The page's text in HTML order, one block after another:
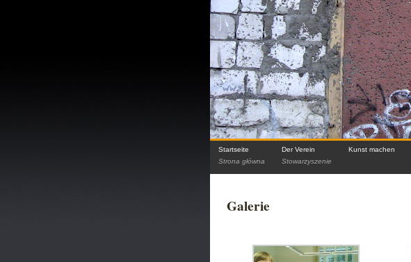
Startseite
Strona główna
Der Verein
Stowarzyszenie
Kunst machen
Galerie